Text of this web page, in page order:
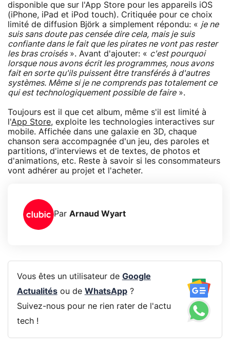
disponible que sur l'App Store pour les appareils iOS
(iPhone, iPad et iPod touch). Critiquée pour ce choix
limité de diffusion Björk a simplement répondu: « je ne
suis sans doute pas censée dire cela, mais je suis
confiante dans le fait que les pirates ne vont pas rester
les bras croisés». Avant d'ajouter: « c'est pourquoi
lorsque nous avons écrit les programmes, nous avons
fait en sorte qu'ils puissent être transférés à d'autres
systèmes. Même si je ne comprends pas totalement ce
qui est technologiquement possible de faire».
Toujours est il que cet album, même s'il est limité à
l'App Store, exploite les technologies interactives sur
mobile. Affichée dans une galaxie en 3D, chaque
chanson sera accompagnée d'un jeu, des paroles et
partitions, d'interviews et de textes, de photos et
d'animations, etc. Reste à savoir si les consommateurs
vont adhérer au projet et l'acheter.
Par Arnaud Wyart
Vous êtes un utilisateur de Google
Actualitésou de WhatsApp?
Suivez-nous pour ne rien rater de l'actu
tech !